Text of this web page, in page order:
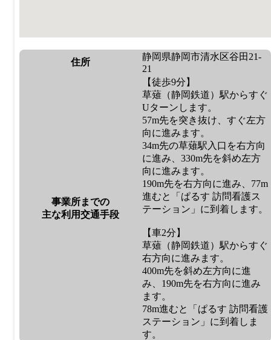
住所
静岡県静岡市清水区谷田21-
21
事業所までの
主な利用交通手段
【徒歩9分】
草薙（静岡鉄道）駅からすぐ
Uターンします。
57m先を突き抜け、すぐ左方
向に進みます。
34m先の草薙駅入口を右方向
に進み、330m先を斜め左方
向に進みます。
190m先を右方向に進み、77m
進むと「ぱるす 訪問看護ス
テーション」に到着します。
【車2分】
草薙（静岡鉄道）駅からすぐ
右方向に進みます。
400m先を斜め左方向に進
み、190m先を右方向に進み
ます。
78m進むと「ぱるす 訪問看護
ステーション」に到着しま
す。